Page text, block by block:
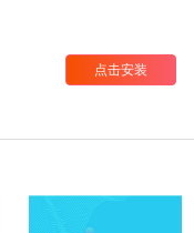
点击安装